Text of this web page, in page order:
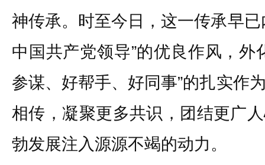
神传承。时至今日，这一传承早
中国共产党领导”的优良作风，外
参谋、好帮手、好同事”的扎实作
相传，凝聚更多共识，团结更广
勃发展注入源源不竭的动力。